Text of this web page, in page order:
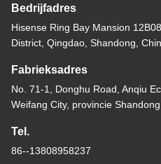
Bedrijfadres
Hisense Ring Bay Mansion
District, Qingdao, Shandong,
Fabrieksadres
No. 71-1, Donghu Road, Anqiu
Weifang City, provincie Shandong
Tel.
86--13808958237